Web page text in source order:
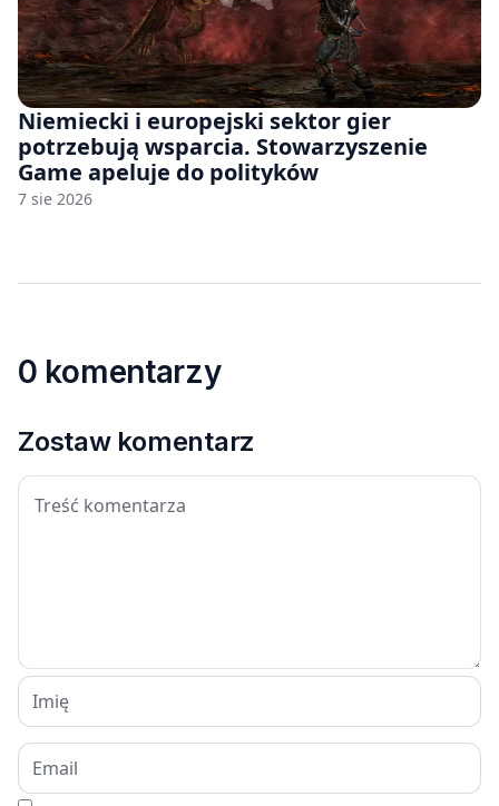
Niemiecki i europejski sektor gier
potrzebują wsparcia. Stowarzyszenie
Game apeluje do polityków
7 sie 2026
0 komentarzy
Zostaw komentarz